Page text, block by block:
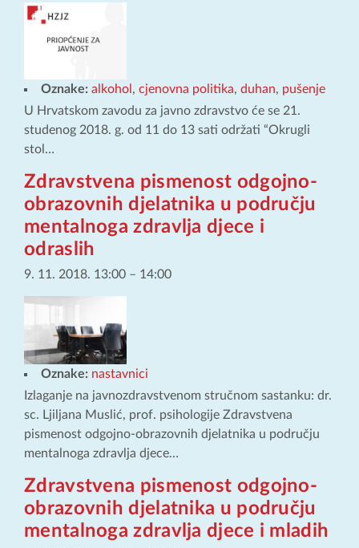
Oznake: alkohol, cjenovna politika, duhan, pušenje
U Hrvatskom zavodu za javno zdravstvo će se 21.
studenog 2018. g. od 11 do 13 sati održati “Okrugli
stol…
Zdravstvena pismenost odgojno-
obrazovnih djelatnika u području
mentalnoga zdravlja djece i
odraslih
9. 11. 2018. 13:00 – 14:00
Oznake: nastavnici
Izlaganje na javnozdravstvenom stručnom sastanku: dr.
sc. Ljiljana Muslić, prof. psihologije Zdravstvena
pismenost odgojno-obrazovnih djelatnika u području
mentalnoga zdravlja djece…
Zdravstvena pismenost odgojno-
obrazovnih djelatnika u području
mentalnoga zdravlja djece i mladih